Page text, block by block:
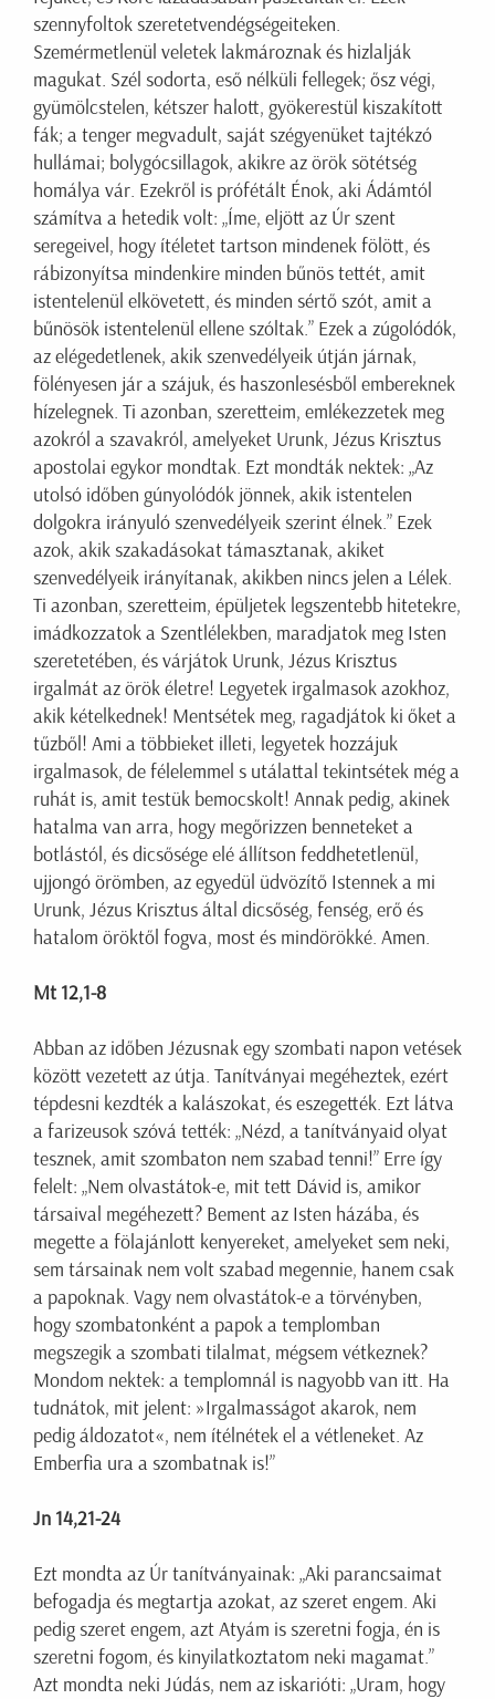
szennyfoltok szeretetvendégségeiteken.
Szemérmetlenül veletek lakmároznak és hizlalják
magukat. Szél sodorta, eső nélküli fellegek; ősz végi,
gyümölcstelen, kétszer halott, gyökerestül kiszakított
fák; a tenger megvadult, saját szégyenüket tajtékzó
hullámai; bolygócsillagok, akikre az örök sötétség
homálya vár. Ezekről is prófétált Énok, aki Ádámtól
számítva a hetedik volt: „Íme, eljött az Úr szent
seregeivel, hogy ítéletet tartson mindenek fölött, és
rábizonyítsa mindenkire minden bűnös tettét, amit
istentelenül elkövetett, és minden sértő szót, amit a
bűnösök istentelenül ellene szóltak.” Ezek a zúgolódók,
az elégedetlenek, akik szenvedélyeik útján járnak,
fölényesen jár a szájuk, és haszonlesésből embereknek
hízelegnek. Ti azonban, szeretteim, emlékezzetek meg
azokról a szavakról, amelyeket Urunk, Jézus Krisztus
apostolai egykor mondtak. Ezt mondták nektek: „Az
utolsó időben gúnyolódók jönnek, akik istentelen
dolgokra irányuló szenvedélyeik szerint élnek.” Ezek
azok, akik szakadásokat támasztanak, akiket
szenvedélyeik irányítanak, akikben nincs jelen a Lélek.
Ti azonban, szeretteim, épüljetek legszentebb hitetekre,
imádkozzatok a Szentlélekben, maradjatok meg Isten
szeretetében, és várjátok Urunk, Jézus Krisztus
irgalmát az örök életre! Legyetek irgalmasok azokhoz,
akik kételkednek! Mentsétek meg, ragadjátok ki őket a
tűzből! Ami a többieket illeti, legyetek hozzájuk
irgalmasok, de félelemmel s utálattal tekintsétek még a
ruhát is, amit testük bemocskolt! Annak pedig, akinek
hatalma van arra, hogy megőrizzen benneteket a
botlástól, és dicsősége elé állítson feddhetetlenül,
ujjongó örömben, az egyedül üdvözítő Istennek a mi
Urunk, Jézus Krisztus által dicsőség, fenség, erő és
hatalom öröktől fogva, most és mindörökké. Amen.
Mt 12,1-8
Abban az időben Jézusnak egy szombati napon vetések
között vezetett az útja. Tanítványai megéheztek, ezért
tépdesni kezdték a kalászokat, és eszegették. Ezt látva
a farizeusok szóvá tették: „Nézd, a tanítványaid olyat
tesznek, amit szombaton nem szabad tenni!” Erre így
felelt: „Nem olvastátok-e, mit tett Dávid is, amikor
társaival megéhezett? Bement az Isten házába, és
megette a fölajánlott kenyereket, amelyeket sem neki,
sem társainak nem volt szabad megennie, hanem csak
a papoknak. Vagy nem olvastátok-e a törvényben,
hogy szombatonként a papok a templomban
megszegik a szombati tilalmat, mégsem vétkeznek?
Mondom nektek: a templomnál is nagyobb van itt. Ha
tudnátok, mit jelent: »Irgalmasságot akarok, nem
pedig áldozatot«, nem ítélnétek el a vétleneket. Az
Emberfia ura a szombatnak is!”
Jn 14,21-24
Ezt mondta az Úr tanítványainak: „Aki parancsaimat
befogadja és megtartja azokat, az szeret engem. Aki
pedig szeret engem, azt Atyám is szeretni fogja, én is
szeretni fogom, és kinyilatkoztatom neki magamat.”
Azt mondta neki Júdás, nem az iskarióti: „Uram, hogy